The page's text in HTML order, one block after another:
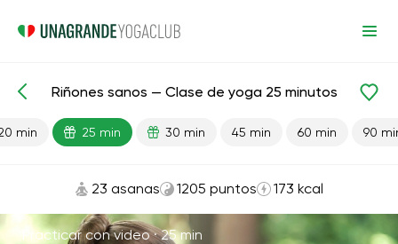
Lecciones preparadas Riñones
Riñones sanos — Clase de yoga 25 minutos
min 25 min 30 min 45 min 60 min 90
23 asanas 1205 puntos 173 kcal
Practicar con video ·25 min